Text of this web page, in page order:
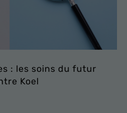
: les soins du futur
Koel